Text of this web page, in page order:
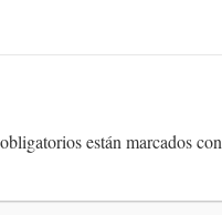
están marcados con